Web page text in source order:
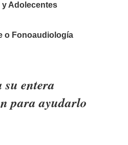
y Adolecentes
o Fonoaudiología
su entera
para ayudarlo